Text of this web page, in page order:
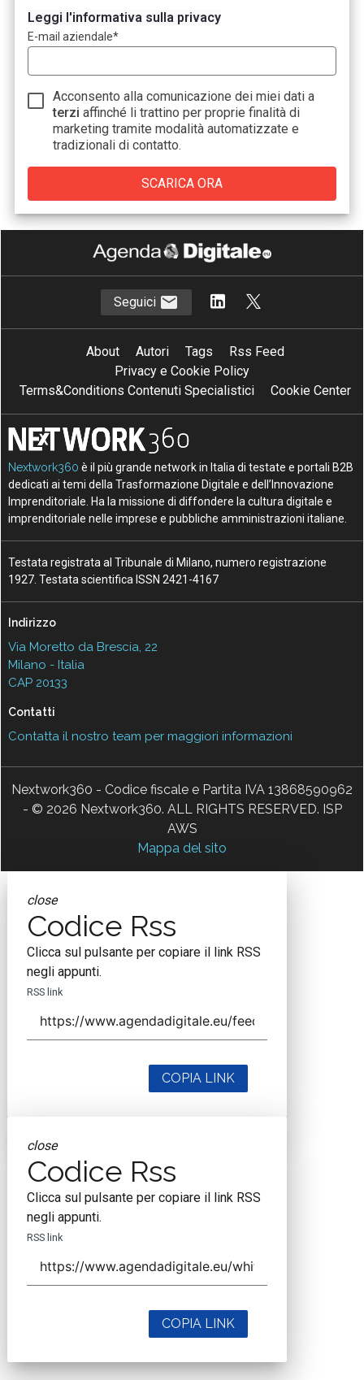
Leggi l'informativa sulla privacy
E-mail aziendale*
Acconsento alla comunicazione dei miei dati a
terzi affinché li trattino per proprie finalità di
marketing tramite modalità automatizzate e
tradizionali di contatto.
Seguici
About Autori Tags
Rss Feed
Privacy e Cookie Policy
Terms&Conditions Contenuti Specialistici
Cookie Center
Nextwork360 è il più grande network in Italia di testate e portali B2B
dedicati ai temi della Trasformazione Digitale e dell’Innovazione
Imprenditoriale. Ha la missione di diffondere la cultura digitale e
imprenditoriale nelle imprese e pubbliche amministrazioni italiane.
Testata registrata al Tribunale di Milano, numero registrazione
1927. Testata scientifica ISSN 2421-4167
Indirizzo
Via Moretto da Brescia, 22
Milano - Italia
CAP 20133
Contatti
Contatta il nostro team per maggiori informazioni
Nextwork360 - Codice fiscale e Partita IVA 13868590962
- © 2026 Nextwork360. ALL RIGHTS RESERVED. ISP
AWS
Mappa del sito
close
Codice Rss
Clicca sul pulsante per copiare il link RSS
negli appunti.
RSS link
COPIA LINK
close
Codice Rss
Clicca sul pulsante per copiare il link RSS
negli appunti.
RSS link
COPIA LINK